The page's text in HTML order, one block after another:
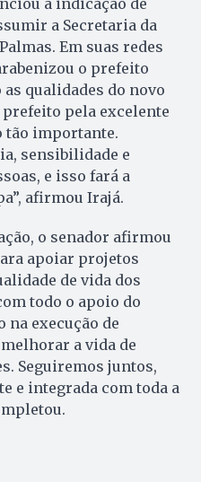
a indicação de
a Secretaria da
Em suas redes
o prefeito
qualidades do novo
pela excelente
tão importante.
sensibilidade e
e isso fará a
afirmou Irajá.
o senador afirmou
apoiar projetos
de vida dos
todo o apoio do
na execução de
a vida de
Seguiremos juntos,
e integrada com toda a